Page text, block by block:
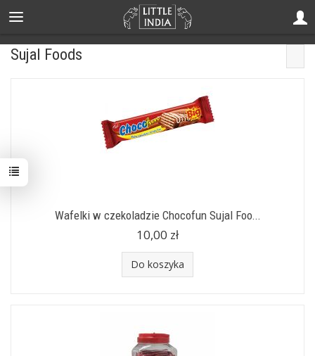
Sujal Foods
Wafelki w czekoladzie Chocofun Sujal Foo...
10,00 zł
Do koszyka